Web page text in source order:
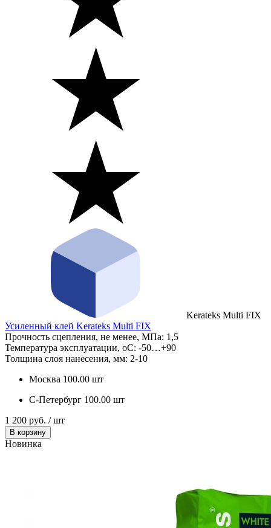
Kerateks Multi FIX
Усиленный клей Kerateks Multi FIX
Прочность сцепления, не менее, МПа: 1,5
Температура эксплуатации, оС: -50…+90
Толщина слоя нанесения, мм: 2-10
Москва 100.00 шт
С-Петербург 100.00 шт
1 200 руб. / шт
В корзину
Новинка